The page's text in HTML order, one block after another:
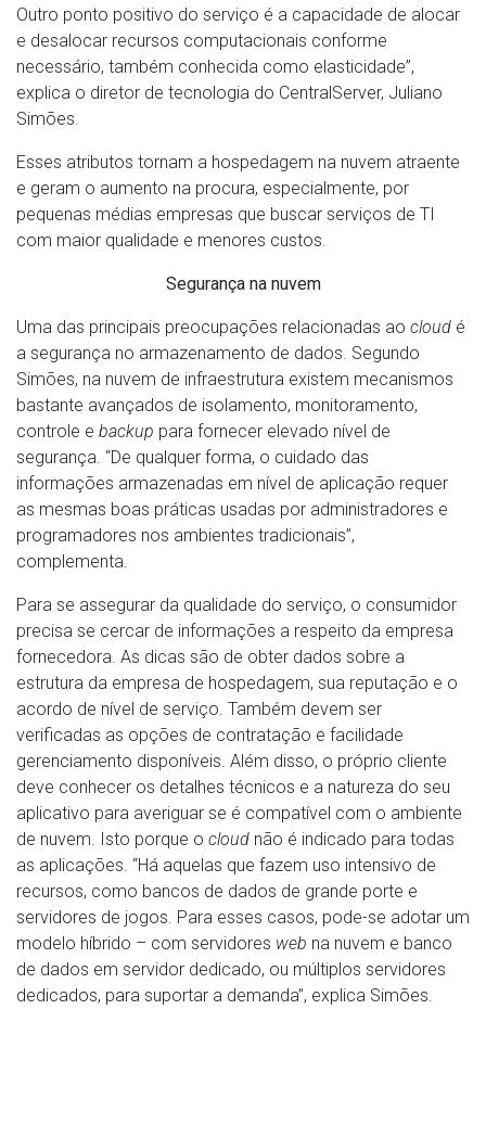
Outro ponto positivo do serviço é a capacidade de alocar
e desalocar recursos computacionais conforme
necessário, também conhecida como elasticidade”,
explica o diretor de tecnologia do CentralServer, Juliano
Simões.
Esses atributos tornam a hospedagem na nuvem atraente
e geram o aumento na procura, especialmente, por
pequenas médias empresas que buscar serviços de TI
com maior qualidade e menores custos.
Segurança na nuvem
Uma das principais preocupações relacionadas ao cloud é
a segurança no armazenamento de dados. Segundo
Simões, na nuvem de infraestrutura existem mecanismos
bastante avançados de isolamento, monitoramento,
controle e backup para fornecer elevado nível de
segurança. “De qualquer forma, o cuidado das
informações armazenadas em nível de aplicação requer
as mesmas boas práticas usadas por administradores e
programadores nos ambientes tradicionais”,
complementa.
Para se assegurar da qualidade do serviço, o consumidor
precisa se cercar de informações a respeito da empresa
fornecedora. As dicas são de obter dados sobre a
estrutura da empresa de hospedagem, sua reputação e o
acordo de nível de serviço. Também devem ser
verificadas as opções de contratação e facilidade
gerenciamento disponíveis. Além disso, o próprio cliente
deve conhecer os detalhes técnicos e a natureza do seu
aplicativo para averiguar se é compatível com o ambiente
de nuvem. Isto porque o cloud não é indicado para todas
as aplicações. “Há aquelas que fazem uso intensivo de
recursos, como bancos de dados de grande porte e
servidores de jogos. Para esses casos, pode-se adotar um
modelo híbrido – com servidores web na nuvem e banco
de dados em servidor dedicado, ou múltiplos servidores
dedicados, para suportar a demanda”, explica Simões.